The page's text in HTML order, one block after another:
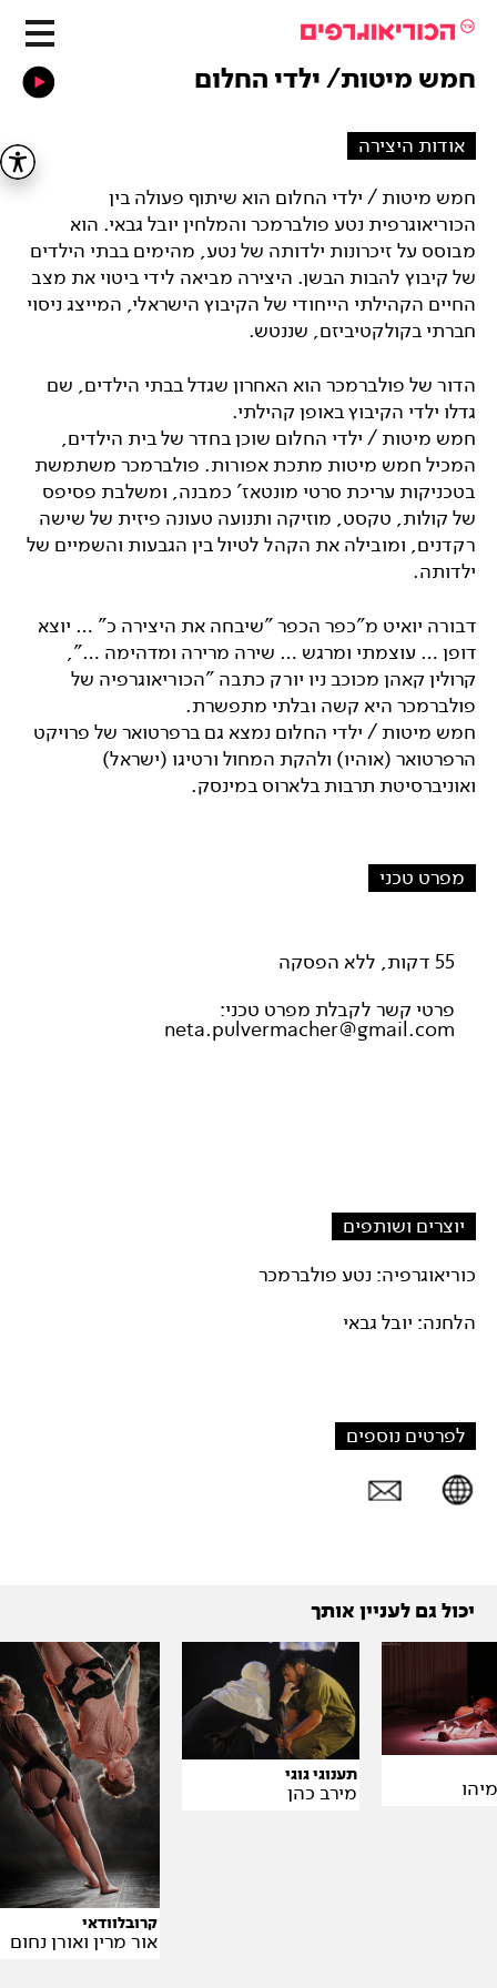
חמש מיטות/ ילדי החלום
אודות היצירה
חמש מיטות / ילדי החלום הוא שיתוף פעולה בין
הכוריאוגרפית נטע פולברמכר והמלחין יובל גבאי. הוא
מבוסס על זיכרונות ילדותה של נטע, מהימים בבתי הילדים
של קיבוץ להבות הבשן. היצירה מביאה לידי ביטוי את מצב
החיים הקהילתי הייחודי של הקיבוץ הישראלי, המייצג ניסוי
חברתי בקולקטיביזם, שננטש.
הדור של פולברמכר הוא האחרון שגדל בבתי הילדים, שם
גדלו ילדי הקיבוץ באופן קהילתי.
חמש מיטות / ילדי החלום שוכן בחדר של בית הילדים,
המכיל חמש מיטות מתכת אפורות. פולברמכר משתמשת
בטכניקות עריכת סרטי מונטאז' כמבנה, ומשלבת פסיפס
של קולות, טקסט, מוזיקה ותנועה טעונה פיזית של שישה
רקדנים, ומובילה את הקהל לטיול בין הגבעות והשמיים של
ילדותה.
דבורה יואיט מ"כפר הכפר "שיבחה את היצירה כ" … יוצא
דופן … עוצמתי ומרגש … שירה מרירה ומדהימה …",
קרולין קאהן מכוכב ניו יורק כתבה "הכוריאוגרפיה של
פולברמכר היא קשה ובלתי מתפשרת.
חמש מיטות / ילדי החלום נמצא גם ברפרטואר של פרויקט
הרפרטואר (אוהיו) ולהקת המחול ורטיגו (ישראל)
ואוניברסיטת תרבות בלארוס במינסק.
מפרט טכני
55 דקות, ללא הפסקה
פרטי קשר לקבלת מפרט טכני:
neta.pulvermacher@gmail.com
יוצרים ושותפים
כוריאוגרפיה: נטע פולברמכר
הלחנה: יובל גבאי
לפרטים נוספים
יכול גם לעניין אותך
תענוגי גוגי
מירב כהן
קרובלוודאי
אור מרין ואורן נחום